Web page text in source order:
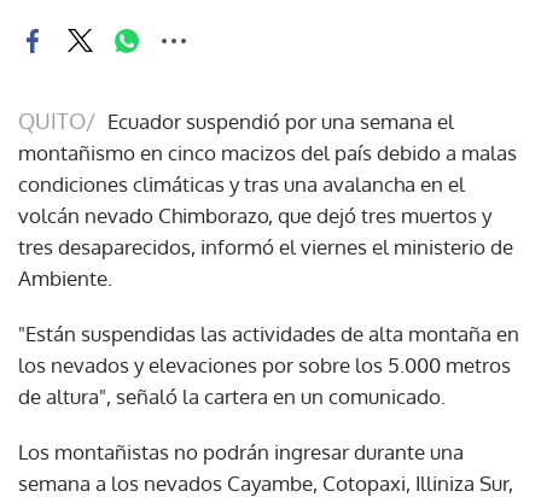
QUITO/ Ecuador suspendió por una semana el
montañismo en cinco macizos del país debido a malas
condiciones climáticas y tras una avalancha en el
volcán nevado Chimborazo, que dejó tres muertos y
tres desaparecidos, informó el viernes el ministerio de
Ambiente.
"Están suspendidas las actividades de alta montaña en
los nevados y elevaciones por sobre los 5.000 metros
de altura", señaló la cartera en un comunicado.
Los montañistas no podrán ingresar durante una
semana a los nevados Cayambe, Cotopaxi, Illiniza Sur,